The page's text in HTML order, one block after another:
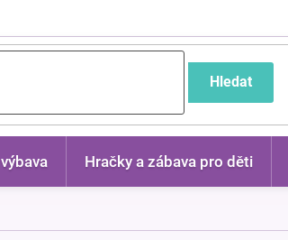
Hledat
Hračky a zábava pro děti